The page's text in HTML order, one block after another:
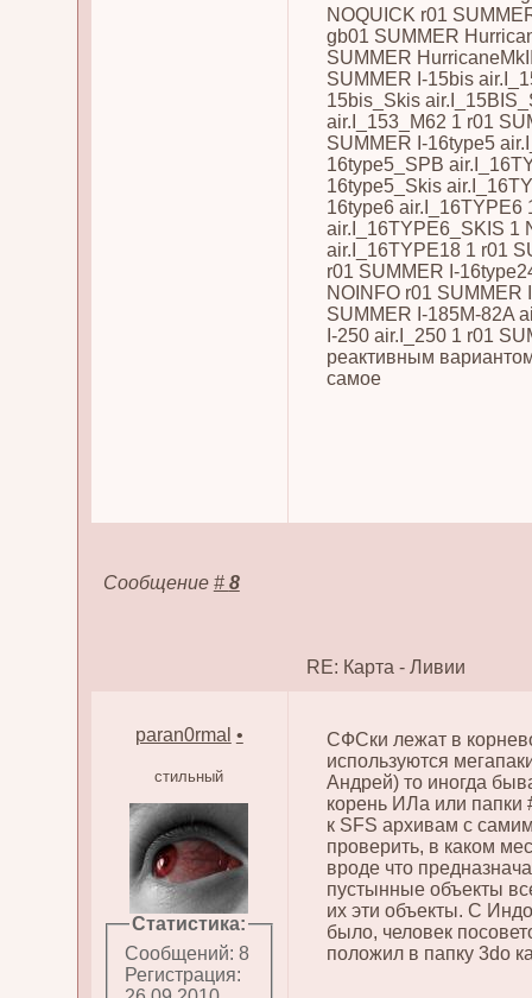
NOQUICK r01
gb01 SUMMER
SUMMER
SUMMER I-15bis
15bis_Skis
air.I_153_M62 1 r01
SUMMER I-16type5
16type5_SPB
16type5_Skis
16type6 air.I_16TYPE6
air.I_16TYPE6_SKIS 1
air.I_16TYPE18 1 r01
r01 SUMMER I-
NOINFO r01 SUMMER
SUMMER I-185M-82A
I-250 air.I_250 1 r01
реактивным
самое
Сообщение # 8
RE: Карта - Ливии
paran0rmal •
стильный
Статистика:
Сообщений: 8
Регистрация:
СФСки лежат в
используются
Андрей) то иногда
корень ИЛа или папки
к SFS архивам с
проверить, в каком
вроде что
пустынные объекты
их эти объекты. С
было, человек
положил в папку 3do